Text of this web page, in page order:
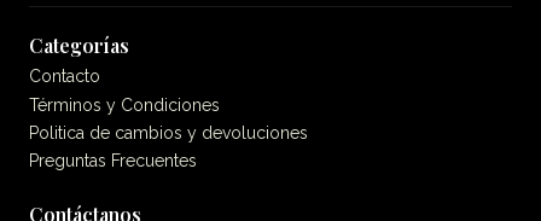
Categorías
Contacto
Términos y Condiciones
Politica de cambios y devoluciones
Preguntas Frecuentes
Contáctanos